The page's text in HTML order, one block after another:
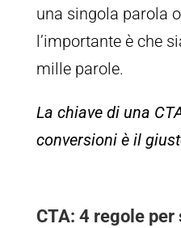
una singola parola
l’importante è che
mille parole.
La chiave di una
conversioni è il
CTA: 4 regole